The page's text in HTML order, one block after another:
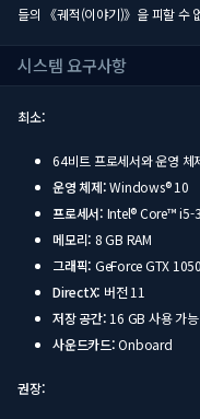
들의 《궤적(이야기)》을 피할
시스템 요구사항
최소:
64비트 프로세서와 운영 체
운영 체제:Windows® 10
프로세서: Intel® Core™ i5-
메모리: 8 GB RAM
그래픽: GeForce GTX
DirectX: 버전 11
저장 공간: 16 GB 사용 가
사운드카드:Onboard
권장: